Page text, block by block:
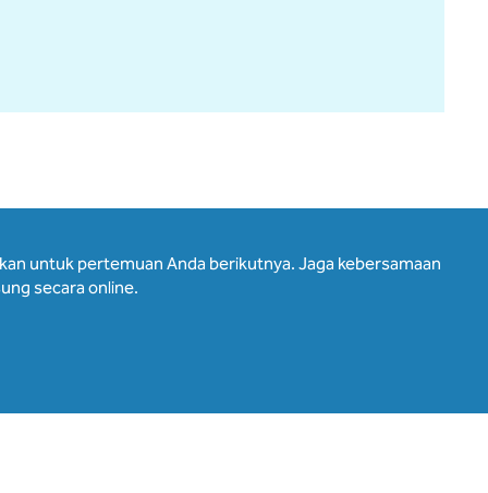
untuk pertemuan Anda berikutnya. Jaga kebersamaan
secara online.